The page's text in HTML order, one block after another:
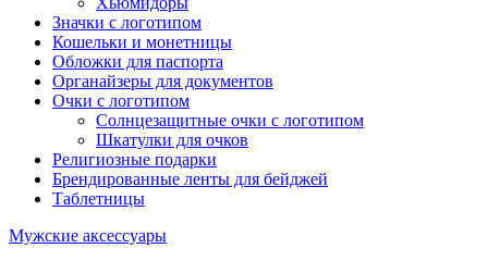
Значки с логотипом
Кошельки и монетницы
Обложки для паспорта
Органайзеры для документов
Очки с логотипом
Солнцезащитные очки с логотипом
Шкатулки для очков
Религиозные подарки
Брендированные ленты для бейджей
Таблетницы
Мужские аксессуары